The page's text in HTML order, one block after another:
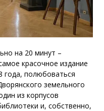
на 20 минут –
красочное издание
года, полюбоваться
земельного
из корпусов
и, собственно,